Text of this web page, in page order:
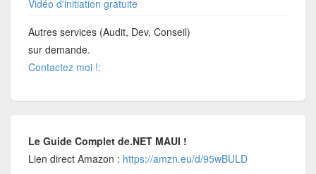
Vidéo d'initiation gratuite
Autres services (Audit, Dev, Conseil)
sur demande.
Contactez moi !:
Le Guide Complet de.NET MAUI !
Lien direct Amazon : https://amzn.eu/d/95wBULD